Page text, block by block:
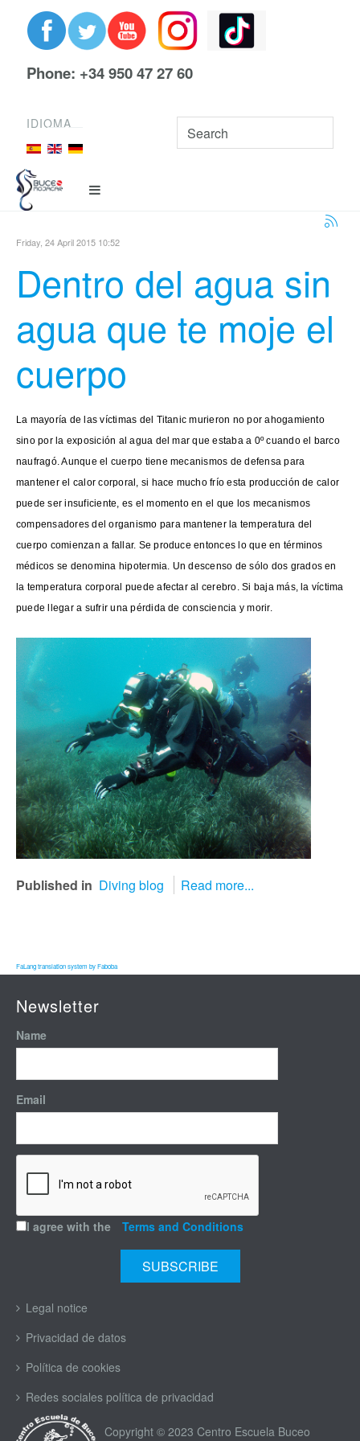
Phone: +34 950 47 27 60
IDIOMA
Friday, 24 April 2015 10:52
Dentro del agua sin
agua que te moje el
cuerpo
La mayoría de las víctimas del Titanic murieron no por ahogamiento
sino por la exposición al agua del mar que estaba a 0º cuando el barco
naufragó. Aunque el cuerpo tiene mecanismos de defensa para
mantener el calor corporal, si hace mucho frío esta producción de calor
puede ser insuficiente, es el momento en el que los mecanismos
compensadores del organismo para mantener la temperatura del
cuerpo comienzan a fallar. Se produce entonces lo que en términos
médicos se denomina hipotermia. Un descenso de sólo dos grados en
la temperatura corporal puede afectar al cerebro. Si baja más, la víctima
puede llegar a sufrir una pérdida de consciencia y morir.
Published in Diving blog Read more...
FaLang translation system by Faboba
Newsletter
Name
Email
I agree with the Terms and Conditions
Legal notice
Privacidad de datos
Política de cookies
Redes sociales política de privacidad
Copyright © 2023 Centro Escuela Buceo